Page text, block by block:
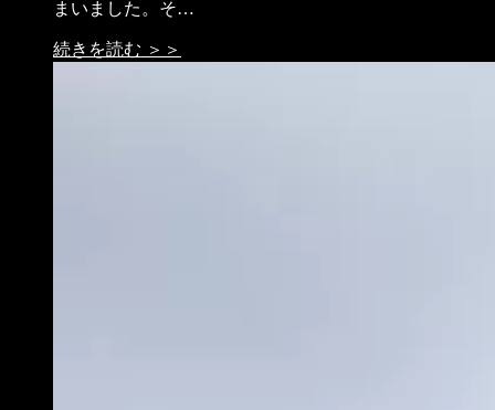
まいました。そ…
続きを読む ＞＞